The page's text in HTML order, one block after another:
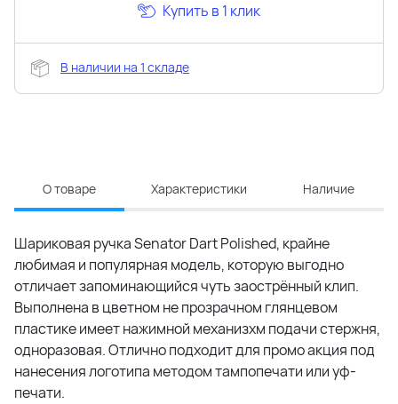
Купить в 1 клик
В наличии на 1 складе
О товаре Характеристики Наличие
Шариковая ручка Senator Dart Polished, крайне
любимая и популярная модель, которую выгодно
отличает запоминающийся чуть заострённый клип.
Выполнена в цветном не прозрачном глянцевом
пластике имеет нажимной механизхм подачи стержня,
одноразовая. Отлично подходит для промо акция под
нанесения логотипа методом тампопечати или уф-
печати.